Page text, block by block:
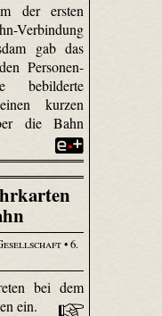
der ersten
Verbindung
gab das
Personen-
bebilderte
kurzen
die Bahn
• 6.
bei dem
ein.